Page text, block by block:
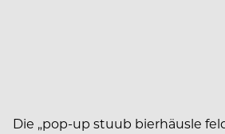
Die „pop-up stuub bierhäusle